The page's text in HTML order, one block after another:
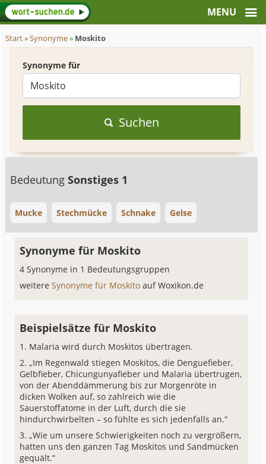
Start»Synonyme» Moskito
Synonyme für
Suchen
BedeutungSonstiges 1
Mucke Stechmücke Schnake Gelse
Synonyme für Moskito
4 Synonyme in 1 Bedeutungsgruppen
weitereSynonyme für Moskitoauf Woxikon.de
Beispielsätze für Moskito
Malaria wird durch Moskitos übertragen.
„Im Regenwald stiegen Moskitos, die Denguefieber,
Gelbfieber, Chicungunyafieber und Malaria übertrugen,
von der Abenddämmerung bis zur Morgenröte in
dicken Wolken auf, so zahlreich wie die
Sauerstoffatome in der Luft, durch die sie
hindurchwirbelten – so fühlte es sich jedenfalls an.“
„Wie um unsere Schwierigkeiten noch zu vergrößern,
hatten uns den ganzen Tag Moskitos und Sandmücken
gequält.“